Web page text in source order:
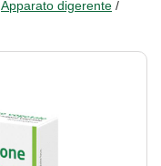
Apparato digerente /